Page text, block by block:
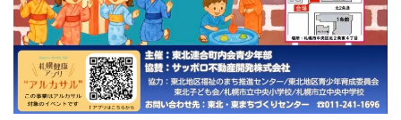
8月1日（土）第18町内会・西ひまわり子ども会「七夕まつ
り」＠なかよし公園
8月1日（土）～8月11日（火・祝）創成イーストシネマ20
26＠創成クロス・アリオ札幌
8月1日（土）～8月11日（火・祝）大倉山スタジアムパー
ク サマーフェスティバル＠大倉山ジャンプ競技場